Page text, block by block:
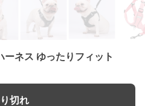
ーネス ゆったりフィット
切れ